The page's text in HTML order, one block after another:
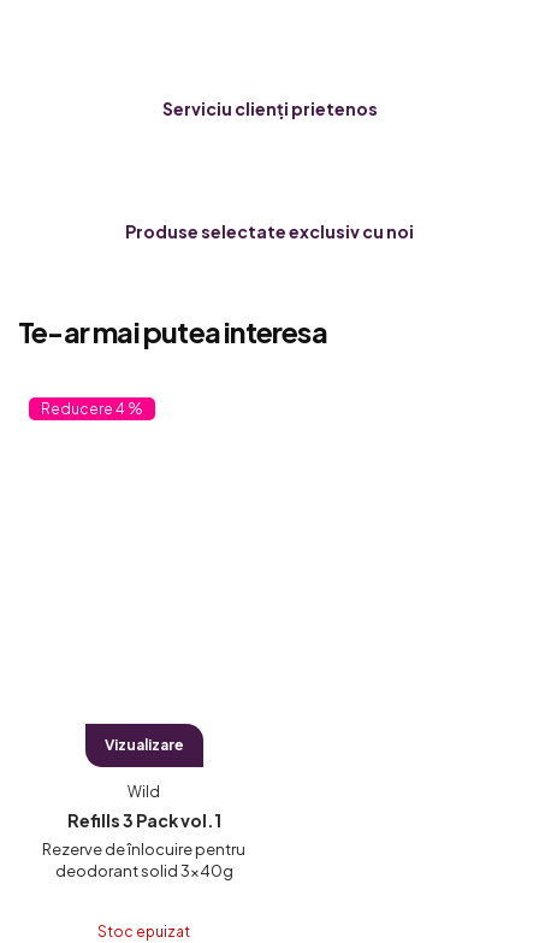
Serviciu clienți prietenos
Produse selectate exclusiv cu noi
Te-ar mai putea interesa
4 %
Refills 3 Pack vol.1
Wild
Stoc epuizat
Vizualizare
Rezerve de înlocuire pentru
deodorant solid 3x40g